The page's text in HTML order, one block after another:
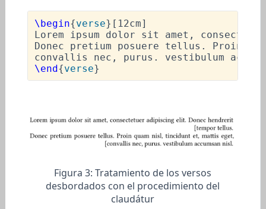
\begin{verse}[12cm]
Lorem ipsum dolor sit amet,
Donec pretium posuere tellus. Proin
convallis nec, purus. vestibulum
\end{verse
Figura 3: Tratamiento de los versos
desbordados con el procedimiento del
claudátur